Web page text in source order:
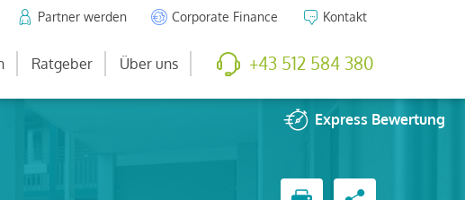
Partner werden Corporate Finance Kontakt
Ratgeber Über uns +43 512 584 380
Express Bewertung